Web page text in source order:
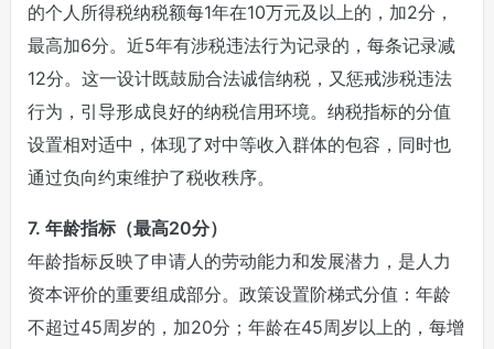
的个人所得税纳税额每1年在10万元及以上的，加2分，
最高加6分。近5年有涉税违法行为记录的，每条记录减
12分。这一设计既鼓励合法诚信纳税，又惩戒涉税违法
行为，引导形成良好的纳税信用环境。纳税指标的分值
设置相对适中，体现了对中等收入群体的包容，同时也
通过负向约束维护了税收秩序。
7. 年龄指标（最高20分）
年龄指标反映了申请人的劳动能力和发展潜力，是人力
资本评价的重要组成部分。政策设置阶梯式分值：年龄
不超过45周岁的，加20分；年龄在45周岁以上的，每增